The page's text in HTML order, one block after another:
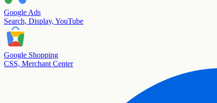
Google Ads
Search, Display, YouTube
Google Shopping
CSS, Merchant Center